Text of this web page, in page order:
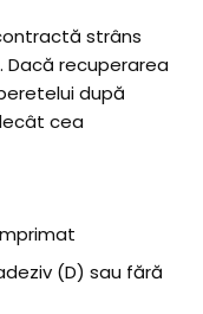
strâns
recuperarea
după
cea
(D) sau fără